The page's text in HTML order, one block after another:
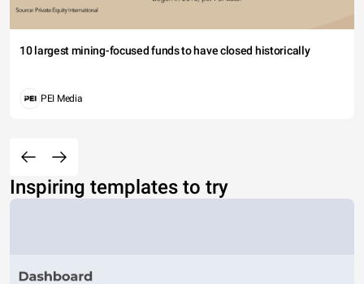
10 largest mining-focused funds to have closed historically
PEI Media
Inspiring templates to try